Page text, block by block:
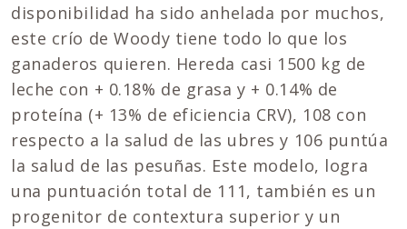
disponibilidad ha sido anhelada por muchos,
este crío de Woody tiene todo lo que los
ganaderos quieren. Hereda casi 1500 kg de
leche con + 0.18% de grasa y + 0.14% de
proteína (+ 13% de eficiencia CRV), 108 con
respecto a la salud de las ubres y 106 puntúa
la salud de las pesuñas. Este modelo, logra
una puntuación total de 111, también es un
progenitor de contextura superior y un